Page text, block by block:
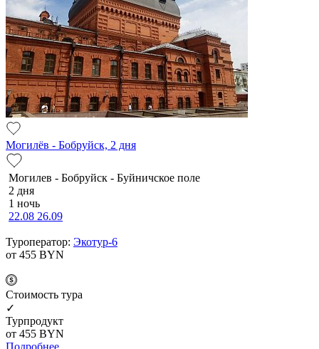
Могилёв - Бобруйск, 2 дня
Мо­ги­лев - Бобруйск - Буй­нич­ское по­ле
2 дня
1 ночь
22.08 26.09
Туроператор: Экотур-6
от 455 BYN
Cтоимость тура
✓
Турпродукт
от 455 BYN
Подробнее